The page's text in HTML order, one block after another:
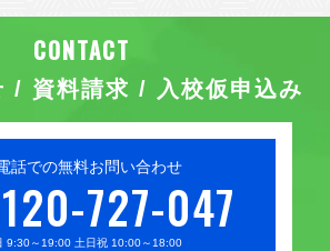
/ 資料請求 / 入校仮申込み
話での無料お問い合わせ
727-047
9:30～19:00 土日祝 10:00～18:00